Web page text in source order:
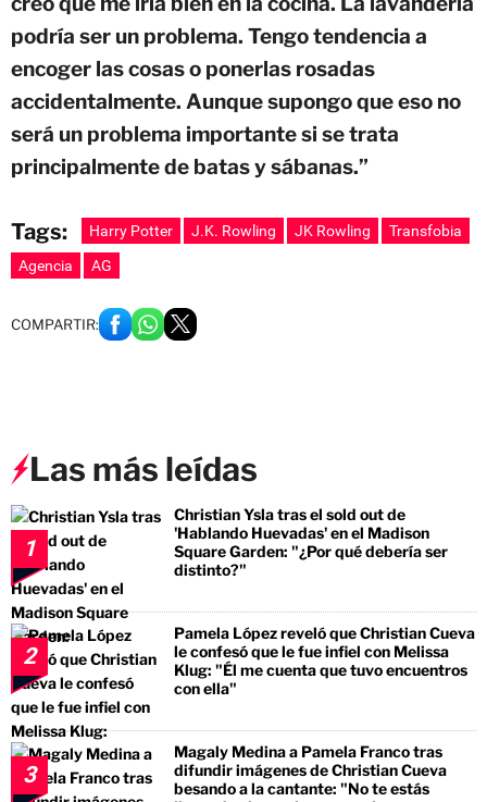
podría ser un problema. Tengo tendencia a
encoger las cosas o ponerlas rosadas
accidentalmente. Aunque supongo que eso no
será un problema importante si se trata
principalmente de batas y sábanas.”
Tags: Harry Potter J.K. Rowling JK Rowling
Transfobia
Agencia
AG
COMPARTIR:
Las más leídas
1
Christian Ysla tras el sold out de
'Hablando Huevadas' en el Madison
Square Garden: "¿Por qué debería ser
distinto?"
2
Pamela López reveló que Christian Cueva
le confesó que le fue infiel con Melissa
Klug: "Él me cuenta que tuvo encuentros
con ella"
3
Magaly Medina a Pamela Franco tras
difundir imágenes de Christian Cueva
besando a la cantante: "No te estás